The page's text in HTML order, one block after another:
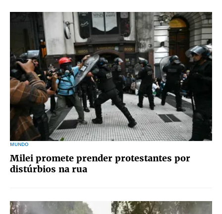
MUNDO
Milei promete prender protestantes por
distúrbios na rua